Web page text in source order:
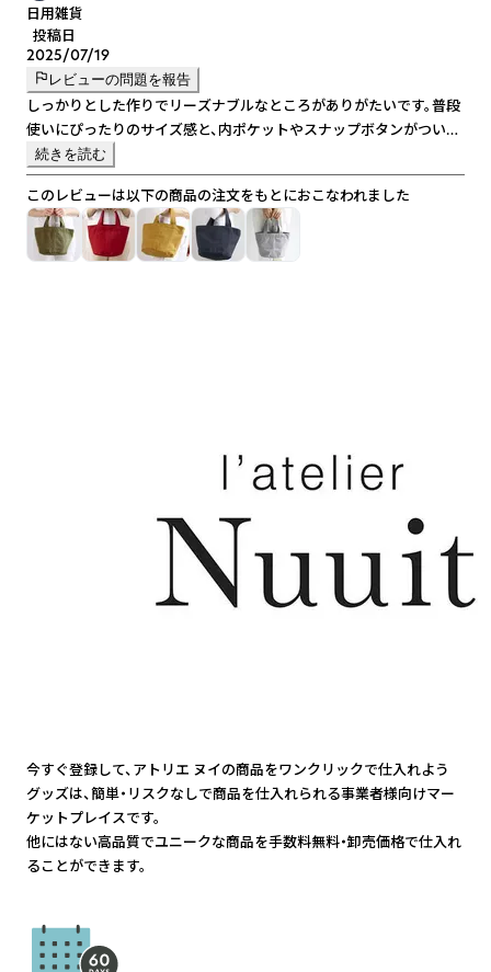
日用雑貨
投稿日
2025/07/19
レビューの問題を報告
しっかりとした作りでリーズナブルなところがありがたいです。普段
使いにぴったりのサイズ感と、内ポケットやスナップボタンがついて
いることも高評価です。カラーバリエーションが豊富なので、色違い
で購入されるお客様もいらっしゃいます。また、発注から発送までの
対応が毎回とても迅速で助かっています。
続きを読む
このレビューは以下の商品の注文をもとにおこなわれました
今すぐ登録して、アトリエ ヌイの商品をワンクリックで仕入れよう
グッズは、簡単・リスクなしで商品を仕入れられる事業者様向けマー
ケットプレイスです。
他にはない高品質でユニークな商品を手数料無料・卸売価格で仕入れ
ることができます。